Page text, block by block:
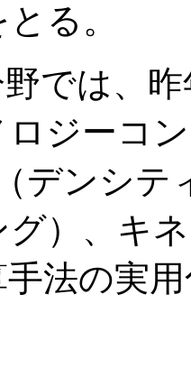
る。
では、昨
ロジーコ
デンシテ
）、キ
法の実